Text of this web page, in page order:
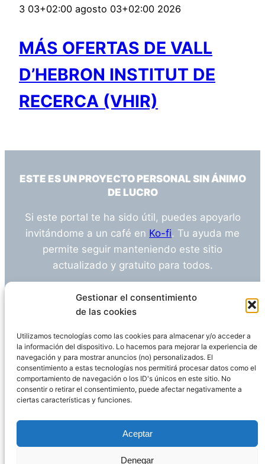
Gestionar el consentimiento
de las cookies
Utilizamos tecnologías como las cookies para almacenar y/o acceder a
la información del dispositivo. Lo hacemos para mejorar la experiencia de
navegación y para mostrar anuncios (no) personalizados. El
consentimiento a estas tecnologías nos permitirá procesar datos como el
comportamiento de navegación o los ID's únicos en este sitio. No
consentir o retirar el consentimiento, puede afectar negativamente a
ciertas características y funciones.
Aceptar
Denegar
3 03+02:00 agosto 03+02:00 2026
MÁS OFERTAS DE VALL
D’HEBRON INSTITUT DE
RECERCA (VHIR)
ESTE ES UN PROYECTO PERSONAL SIN ÁNIMO
DE LUCRO
Si este portal te ha sido útil, puedes apoyarlo
invitándome a un café en Ko-fi. Tu ayuda me
permite seguir manteniendo este sitio
actualizado y gratuito para todos.
¿Tienes alguna duda o sugerencia? Escríbeme
info@empleosanitarioinvestigacion.es
Descargo de Responsabilidad
Declaración de Privacidad Política de cookies
WordPress